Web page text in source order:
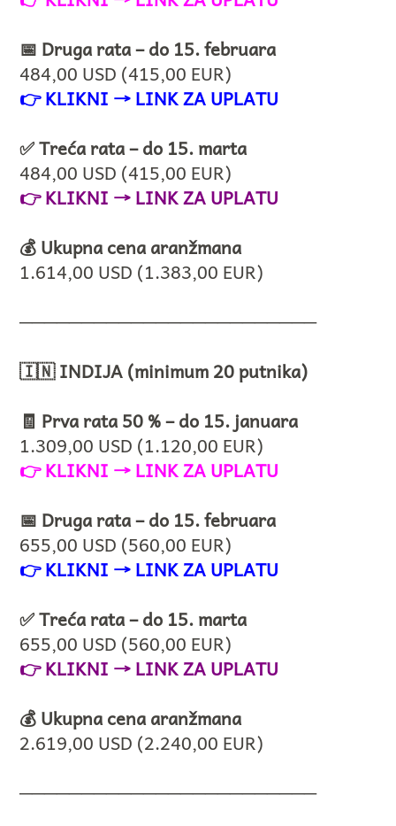
📅 Druga rata – do 15. februara
484,00 USD (415,00 EUR)
👉KLIKNI → LINK ZA UPLATU
✅ Treća rata – do 15. marta
484,00 USD (415,00 EUR)
👉KLIKNI → LINK ZA UPLATU
💰 Ukupna cena aranžmana
1.614,00 USD (1.383,00 EUR)
────────────────────────
🇮🇳 INDIJA (minimum 20 putnika)
🧾 Prva rata 50 % – do 15. januara
1.309,00 USD (1.120,00 EUR)
👉KLIKNI → LINK ZA UPLATU
📅 Druga rata – do 15. februara
655,00 USD (560,00 EUR)
👉KLIKNI → LINK ZA UPLATU
✅ Treća rata – do 15. marta
655,00 USD (560,00 EUR)
👉KLIKNI → LINK ZA UPLATU
💰 Ukupna cena aranžmana
2.619,00 USD (2.240,00 EUR)
────────────────────────